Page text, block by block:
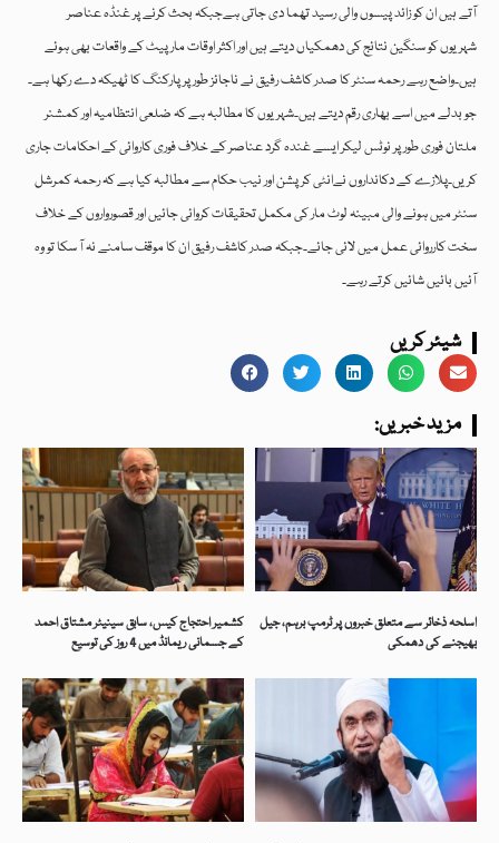
آتے ہیں ان کو زائد پیسوں والی رسید تھما دی جاتی ہےجبکہ بحث کرنے پر غنڈہ عناصر
شہریوں کو سنگین نتائج کی دھمکیاں دیتے ہیں اور اکثر اوقات مارپیٹ کے واقعات بھی ہوئے
ہیں۔واضع رہے رحمہ سنٹر کا صدر کاشف رفیق نے ناجائز طور پر پارکنگ کا ٹھیکہ دے رکھا ہے۔
جو بدلے میں اسے بھاری رقم دیتے ہیں۔شہریوں کا مطالبہ ہے کہ ضلعی انتظامیہ اور کمشنر
ملتان فوری طور پر نوٹس لیکر ایسے غندہ گرد عناصر کے خلاف فوری کاروائی کے احکامات جاری
کریں۔پلازے کے دکانداروں نےانٹی کرپشن اور نیب حکام سے مطالبہ کیا ہے کہ رحمہ کمرشل
سنٹر میں ہونے والی مبینہ لوٹ مار کی مکمل تحقیقات کروائی جائیں اور قصورواروں کے خلاف
سخت کارروائی عمل میں لائی جائے۔جبکہ صدر کاشف رفیق ان کا موقف سامنے نہ آ سکا تو وہ
آئیں بائیں شائیں کرتے رہے۔
شیئر کریں
:مزید خبریں
کشمیر احتجاج کیس، سابق سینیٹر مشتاق احمد
کے جسمانی ریمانڈ میں 4 روز کی توسیع
اسلحہ ذخائر سے متعلق خبروں پر ٹرمپ برہم، جیل
بھیجنے کی دھمکی